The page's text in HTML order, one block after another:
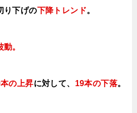
り下げの下降トレンド。
動。
の上昇に対して、 19本の下落。